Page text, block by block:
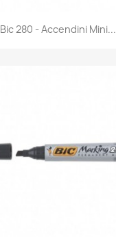
Anteprima
Bic 280 - Accendini Mini...